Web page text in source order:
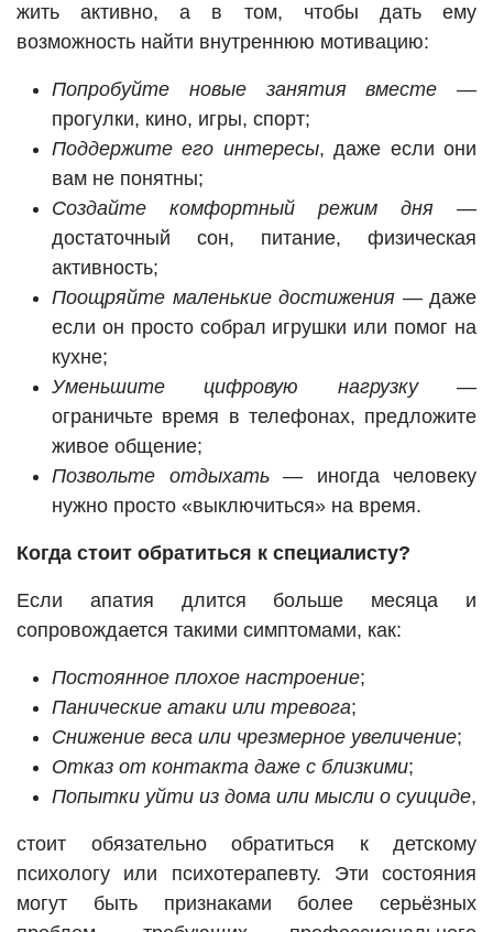
жить активно, а в том, чтобы дать ему
возможность найти внутреннюю мотивацию:
Попробуйте новые занятия вместе —
прогулки, кино, игры, спорт;
Поддержите его интересы, даже если они
вам не понятны;
Создайте комфортный режим дня —
достаточный сон, питание, физическая
активность;
Поощряйте маленькие достижения — даже
если он просто собрал игрушки или помог на
кухне;
Уменьшите цифровую нагрузку—
ограничьте время в телефонах, предложите
живое общение;
Позвольте отдыхать— иногда человеку
нужно просто «выключиться» на время.
Когда стоит обратиться к специалисту?
Если апатия длится больше месяца и
сопровождается такими симптомами, как:
Постоянное плохое настроение;
Панические атаки или тревога;
Снижение веса или чрезмерное увеличение;
Отказ от контакта даже с близкими;
Попытки уйти из дома или мысли о суициде,
стоит обязательно обратиться к детскому
психологу или психотерапевту. Эти состояния
могут быть признаками более серьёзных